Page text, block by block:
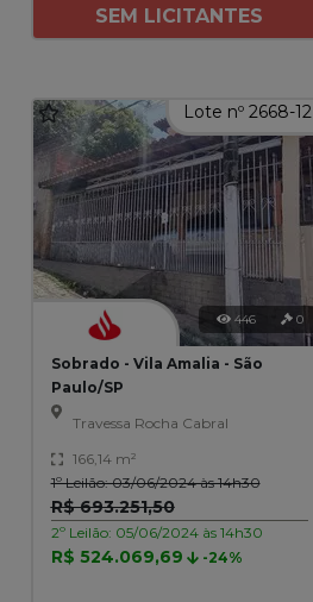
SEM LICITANTES
Lote nº 2668-12
446 0
Sobrado - Vila Amalia - São
Paulo/SP
Travessa Rocha Cabral
166,14 m²
1º Leilão: 03/06/2024 às 14h30
R$ 693.251,50
2º Leilão: 05/06/2024 às 14h30
R$ 524.069,69 -24%